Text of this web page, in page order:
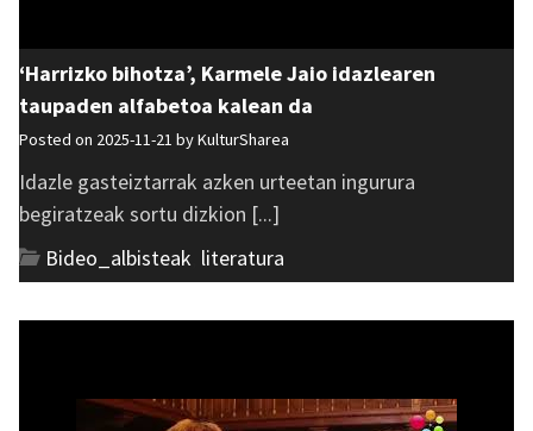
‘Harrizko bihotza’, Karmele Jaio idazlearen
taupaden alfabetoa kalean da
Posted on 2025-11-21 byKulturSharea
Idazle gasteiztarrak azken urteetan ingurura
begiratzeak sortu dizkion [...]
Bideo_albisteak literatura